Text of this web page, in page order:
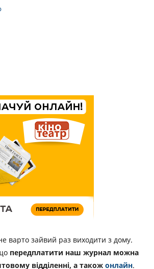
варто зайвий раз виходити з дому.
передплатити наш журнал можна
відділенні, а також онлайн.